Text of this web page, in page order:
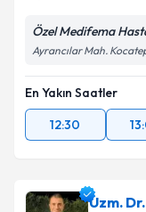
Özel Medifema
Ayrancılar Mah.
En Yakın Saatler
12:30
Uzm.